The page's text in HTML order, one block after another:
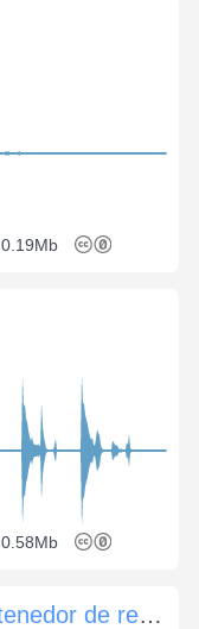
0.19Mb
0.58Mb
Pestillo de la puerta del contenedor de residuos